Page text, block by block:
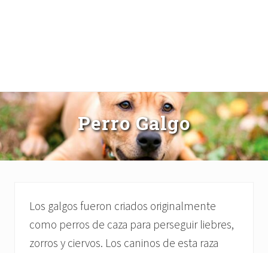
Perro Galgo
Los galgos fueron criados originalmente
como perros de caza para perseguir liebres,
zorros y ciervos. Los caninos de esta raza